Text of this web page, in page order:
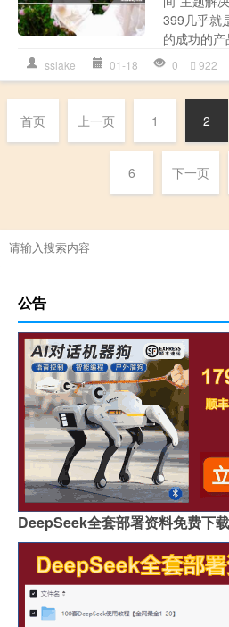
399几乎就
的成功的
sslake 01-18 0 922
首页 上一页 1 2
6 下一页
公告
DeepSeek全套部署资料免费下载